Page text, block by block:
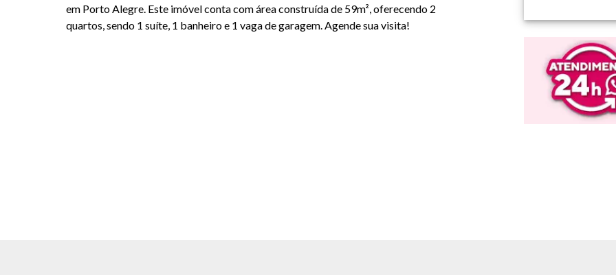
em Porto Alegre. Este imóvel conta com área construída de 59m², oferecendo 2
quartos, sendo 1 suíte, 1 banheiro e 1 vaga de garagem. Agende sua visita!